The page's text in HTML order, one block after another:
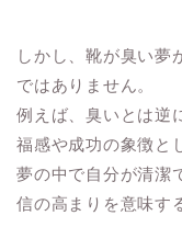
しかし、靴が臭い夢
ではありません。
例えば、臭いとは逆
福感や成功の象徴と
夢の中で自分が清潔
信の高まりを意味す